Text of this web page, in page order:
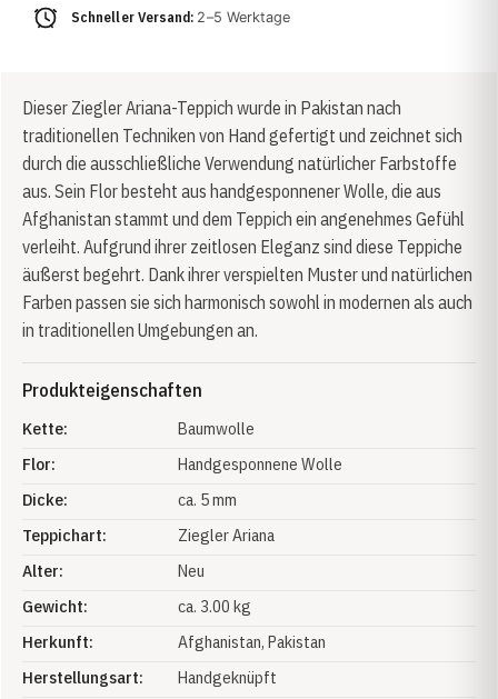
Schneller Versand: 2–5 Werktage
Dieser Ziegler Ariana-Teppich wurde in Pakistan nach
traditionellen Techniken von Hand gefertigt und zeichnet sich
durch die ausschließliche Verwendung natürlicher Farbstoffe
aus. Sein Flor besteht aus handgesponnener Wolle, die aus
Afghanistan stammt und dem Teppich ein angenehmes Gefühl
verleiht. Aufgrund ihrer zeitlosen Eleganz sind diese Teppiche
äußerst begehrt. Dank ihrer verspielten Muster und natürlichen
Farben passen sie sich harmonisch sowohl in modernen als auch
in traditionellen Umgebungen an.
Produkteigenschaften
Kette:
Baumwolle
Flor:
Handgesponnene Wolle
Dicke:
ca. 5 mm
Teppichart:
Ziegler Ariana
Alter:
Neu
Gewicht:
ca. 3.00 kg
Herkunft:
Afghanistan, Pakistan
Herstellungsart:
Handgeknüpft